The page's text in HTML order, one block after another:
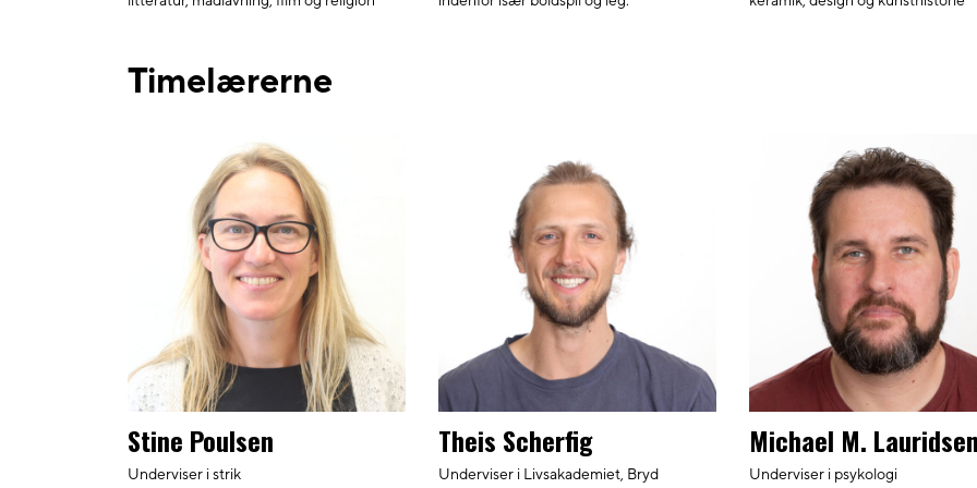
Timelærerne
Stine Poulsen
Underviser i strik
Theis Scherfig
Underviser i Livsakademiet, Bryd
Michael M.
Underviser i psykologi